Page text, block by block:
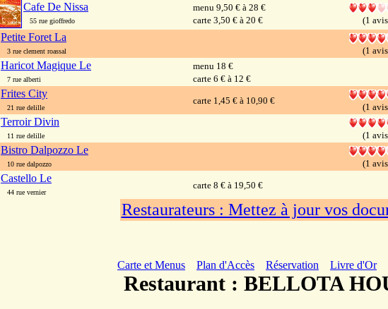
Cafe De Nissa
55 rue gioffredo
menu 9,50 € à 28 €
carte 3,50 € à 20 €
(1
Petite Foret La
3 rue clement roassal (1
Haricot Magique Le
7 rue alberti
menu 18 €
carte 6 € à 12 €
Frites City
21 rue delille
carte 1,45 € à 10,90 €
(1
Terroir Divin
11 rue delille (1
Bistro Dalpozzo Le
10 rue dalpozzo (1
Castello Le
44 rue vernier
carte 8 € à 19,50 €
Restaurateurs : Mettez à jour vos
Carte et Menus Plan d'Accès Réservation Livre d'Or
Restaurant : BELLOTA